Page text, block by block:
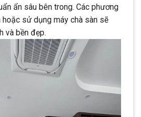
ẩn sâu bên trong. Các phương
sử dụng máy chà sàn sẽ
và bền đẹp.